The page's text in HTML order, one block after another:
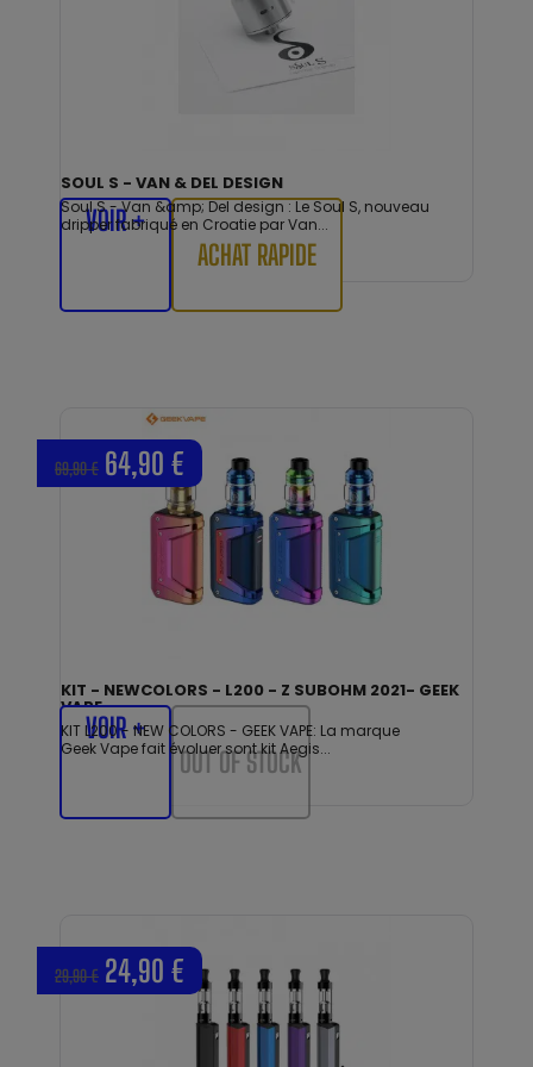
SOUL S - VAN & DEL DESIGN
Soul S - Van &amp; Del design : Le Soul S, nouveau
dripper fabriqué en Croatie par Van...
VOIR +
ACHAT RAPIDE
KIT - NEWCOLORS - L200 - Z SUBOHM 2021- GEEK
VAPE
KIT L200 - NEW COLORS - GEEK VAPE: La marque
Geek Vape fait évoluer sont kit Aegis...
69,90 € 64,90 €
VOIR +
OUT OF STOCK
29,90 € 24,90 €